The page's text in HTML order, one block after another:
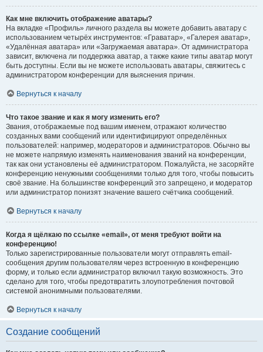
Как мне включить отображение аватары?
На вкладке «Профиль» личного раздела вы можете добавить аватару с
использованием четырёх инструментов: «Граватар», «Галерея аватар»,
«Удалённая аватара» или «Загружаемая аватара». От администратора
зависит, включена ли поддержка аватар, а также какие типы аватар могут
быть доступны. Если вы не можете использовать аватары, свяжитесь с
администратором конференции для выяснения причин.
Вернуться к началу
Что такое звание и как я могу изменить его?
Звания, отображаемые под вашим именем, отражают количество
созданных вами сообщений или идентифицируют определённых
пользователей: например, модераторов и администраторов. Обычно вы
не можете напрямую изменять наименования званий на конференции,
так как они установлены её администратором. Пожалуйста, не засоряйте
конференцию ненужными сообщениями только для того, чтобы повысить
своё звание. На большинстве конференций это запрещено, и модератор
или администратор понизят значение вашего счётчика сообщений.
Вернуться к началу
Когда я щёлкаю по ссылке «email», от меня требуют войти на
конференцию!
Только зарегистрированные пользователи могут отправлять email-
сообщения другим пользователям через встроенную в конференцию
форму, и только если администратор включил такую возможность. Это
сделано для того, чтобы предотвратить злоупотребления почтовой
системой анонимными пользователями.
Вернуться к началу
Создание сообщений